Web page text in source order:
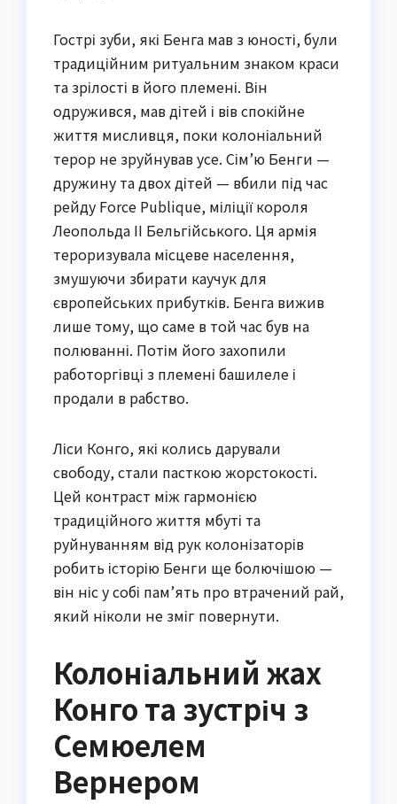
Гострі зуби, які Бенга мав з юності, були
традиційним ритуальним знаком краси
та зрілості в його племені. Він
одружився, мав дітей і вів спокійне
життя мисливця, поки колоніальний
терор не зруйнував усе. Сім’ю Бенги —
дружину та двох дітей — вбили під час
рейду Force Publique, міліції короля
Леопольда II Бельгійського. Ця армія
тероризувала місцеве населення,
змушуючи збирати каучук для
європейських прибутків. Бенга вижив
лише тому, що саме в той час був на
полюванні. Потім його захопили
работоргівці з племені башилеле і
продали в рабство.
Ліси Конго, які колись дарували
свободу, стали пасткою жорстокості.
Цей контраст між гармонією
традиційного життя мбуті та
руйнуванням від рук колонізаторів
робить історію Бенги ще болючішою —
він ніс у собі пам’ять про втрачений рай,
який ніколи не зміг повернути.
Колоніальний жах
Конго та зустріч з
Семюелем
Вернером